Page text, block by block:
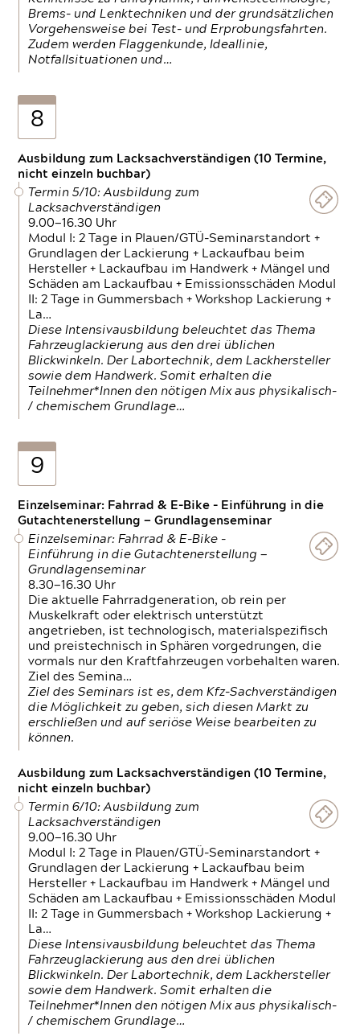
Brems- und Lenktechniken und der grundsätzlichen
Vorgehensweise bei Test- und Erprobungsfahrten.
Zudem werden Flaggenkunde, Ideallinie,
Notfallsituationen und…
8
Ausbildung zum Lacksachverständigen (10 Termine,
nicht einzeln buchbar)
Termin 5/10: Ausbildung zum
Lacksachverständigen
9.00—16.30 Uhr
Modul I: 2 Tage in Plauen/GTÜ-Seminarstandort +
Grundlagen der Lackierung + Lackaufbau beim
Hersteller + Lackaufbau im Handwerk + Mängel und
Schäden am Lackaufbau + Emissionsschäden Modul
II: 2 Tage in Gummersbach + Workshop Lackierung +
La…
Diese Intensivausbildung beleuchtet das Thema
Fahrzeuglackierung aus den drei üblichen
Blickwinkeln. Der Labortechnik, dem Lackhersteller
sowie dem Handwerk. Somit erhalten die
Teilnehmer*Innen den nötigen Mix aus physikalisch-
/ chemischem Grundlage…
9
Einzelseminar: Fahrrad & E-Bike - Einführung in die
Gutachtenerstellung — Grundlagenseminar
Einzelseminar: Fahrrad & E-Bike -
Einführung in die Gutachtenerstellung —
Grundlagenseminar
8.30—16.30 Uhr
Die aktuelle Fahrradgeneration, ob rein per
Muskelkraft oder elektrisch unterstützt
angetrieben, ist technologisch, materialspezifisch
und preistechnisch in Sphären vorgedrungen, die
vormals nur den Kraftfahrzeugen vorbehalten waren.
Ziel des Semina…
Ziel des Seminars ist es, dem Kfz-Sachverständigen
die Möglichkeit zu geben, sich diesen Markt zu
erschließen und auf seriöse Weise bearbeiten zu
können.
Ausbildung zum Lacksachverständigen (10 Termine,
nicht einzeln buchbar)
Termin 6/10: Ausbildung zum
Lacksachverständigen
9.00—16.30 Uhr
Modul I: 2 Tage in Plauen/GTÜ-Seminarstandort +
Grundlagen der Lackierung + Lackaufbau beim
Hersteller + Lackaufbau im Handwerk + Mängel und
Schäden am Lackaufbau + Emissionsschäden Modul
II: 2 Tage in Gummersbach + Workshop Lackierung +
La…
Diese Intensivausbildung beleuchtet das Thema
Fahrzeuglackierung aus den drei üblichen
Blickwinkeln. Der Labortechnik, dem Lackhersteller
sowie dem Handwerk. Somit erhalten die
Teilnehmer*Innen den nötigen Mix aus physikalisch-
/ chemischem Grundlage…